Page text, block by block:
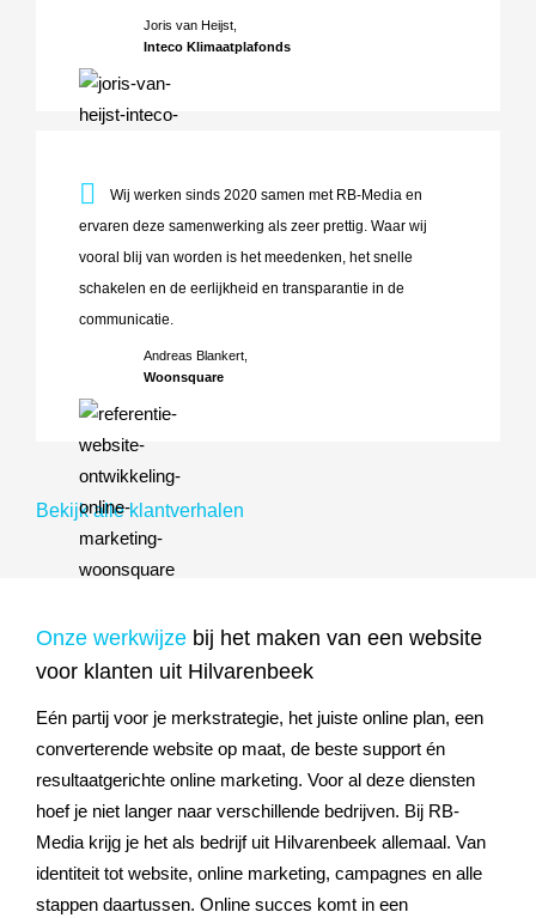
Joris van Heijst,
Inteco Klimaatplafonds
Andreas Blankert,
Woonsquare
Wij werken sinds 2020 samen met RB-Media en
ervaren deze samenwerking als zeer prettig. Waar wij
vooral blij van worden is het meedenken, het snelle
schakelen en de eerlijkheid en transparantie in de
communicatie.
Wij werken sinds 2020 samen met RB-Media en ervaren
Bekijk alle klantverhalen
Onze werkwijze bij het maken van een website
voor klanten uit Hilvarenbeek
Eén partij voor je merkstrategie, het juiste online plan, een
converterende website op maat, de beste support én
resultaatgerichte online marketing. Voor al deze diensten
hoef je niet langer naar verschillende bedrijven. Bij RB-
Media krijg je het als bedrijf uit Hilvarenbeek allemaal. Van
identiteit tot website, online marketing, campagnes en alle
stappen daartussen. Online succes komt in een